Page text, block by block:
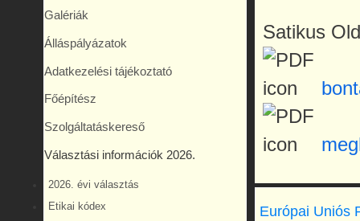
Galériák
Álláspályázatok
Adatkezelési tájékoztató
Főépítész
Szolgáltatáskereső
Választási információk 2026.
2026. évi választás
Etikai kódex
Satikus
Európai Uniós